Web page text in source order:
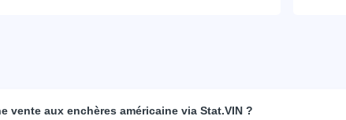
vente aux enchères américaine via Stat.VIN ?